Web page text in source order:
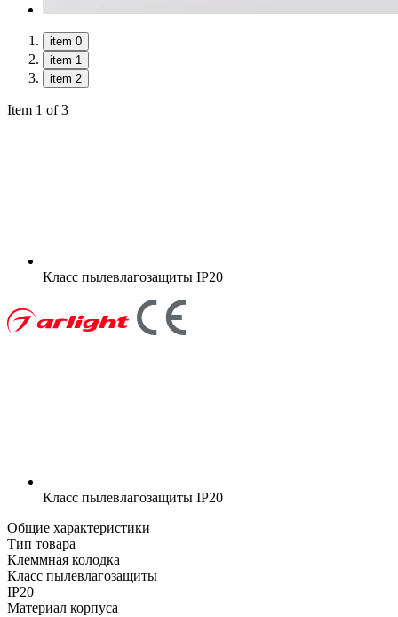
item 0
item 1
item 2
Item 1 of 3
Класс пылевлагозащиты IP20
Класс пылевлагозащиты IP20
Общие характеристики
Тип товара
Клеммная колодка
Класс пылевлагозащиты
IP20
Материал корпуса